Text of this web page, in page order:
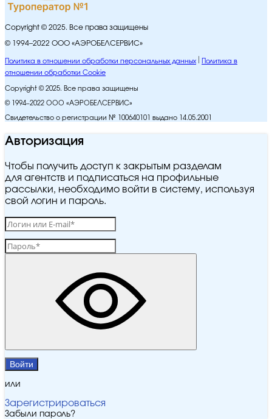
Copyright © 2025. Все права защищены
© 1994–2022 ООО «АЭРОБЕЛСЕРВИС»
Политика в отношении обработки персональных данных
Политика в
отношении обработки Cookie
Copyright © 2025. Все права защищены
© 1994–2022 ООО «АЭРОБЕЛСЕРВИС»
Свидетельство о регистрации № 100640101 выдано 14.05.2001
Авторизация
Чтобы получить доступ к закрытым разделам
для агентств и подписаться на профильные
рассылки, необходимо войти в систему, используя
свой логин и пароль.
Войти
или
Зарегистрироваться
Забыли пароль?